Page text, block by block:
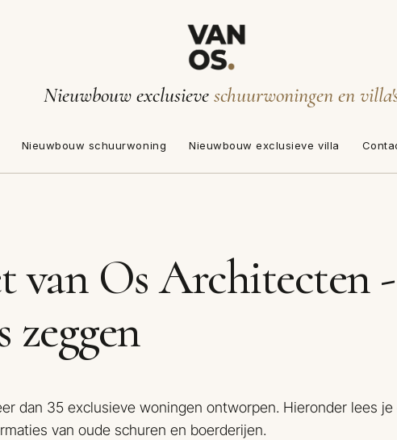
Nieuwbouw exclusieveschuurwoningen en
Nieuwbouw schuurwoning Nieuwbouw exclusieve villa
van Os Architecten
zeggen
dan 35 exclusieve woningen ontworpen. Hieronder lees
van oude schuren en boerderijen.